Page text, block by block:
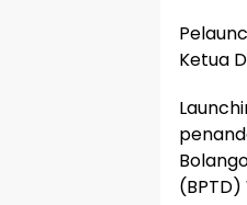
Ketua